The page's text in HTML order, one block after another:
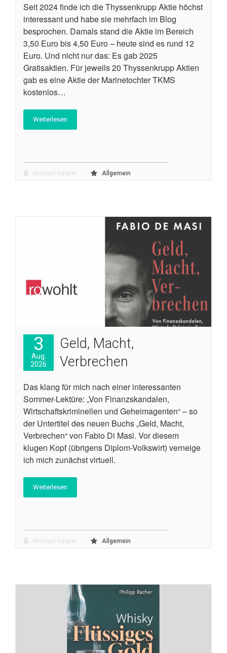
Seit 2024 finde ich die Thyssenkrupp Aktie höchst
interessant und habe sie mehrfach im Blog
besprochen. Damals stand die Aktie im Bereich
3,50 Euro bis 4,50 Euro – heute sind es rund 12
Euro. Und nicht nur das: Es gab 2025
Gratisaktien. Für jeweils 20 Thyssenkrupp Aktien
gab es eine Aktie der Marinetochter TKMS
kostenlos…
Weiterlesen
Allgemein
3
Aug.
2026
Geld, Macht,
Verbrechen
Das klang für mich nach einer interessanten
Sommer-Lektüre: „Von Finanzskandalen,
Wirtschaftskriminellen und Geheimagenten“ – so
der Untertitel des neuen Buchs „Geld, Macht,
Verbrechen“ von Fabio Di Masi. Vor diesem
klugen Kopf (übrigens Diplom-Volkswirt) verneige
ich mich zunächst virtuell.
Weiterlesen
Allgemein